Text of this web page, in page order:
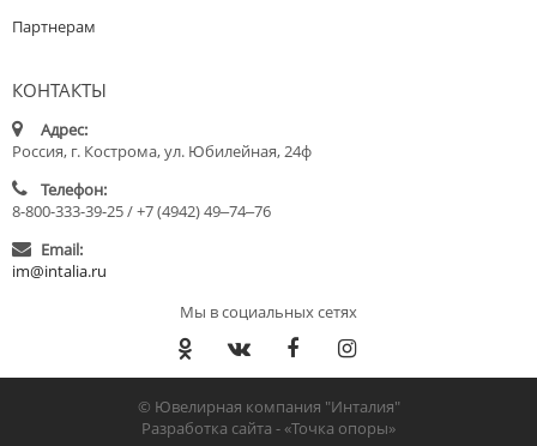
Партнерам
КОНТАКТЫ
Адрес:
Россия, г. Кострома, ул. Юбилейная, 24ф
Телефон:
8-800-333-39-25 / +7 (4942) 49‒74‒76
Email:
im@intalia.ru
Мы в социальных сетях
© Ювелирная компания "Инталия"
Разработка сайта -«Точка опоры»